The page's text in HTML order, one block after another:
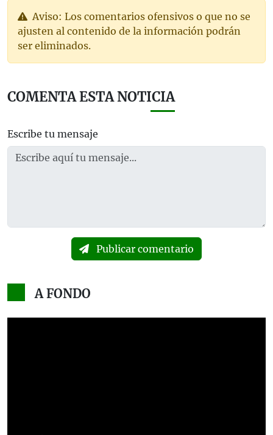
Aviso: Los comentarios ofensivos o que no se
ajusten al contenido de la información podrán
ser eliminados.
COMENTA ESTA NOTICIA
Escribe tu mensaje
Publicar comentario
A FONDO